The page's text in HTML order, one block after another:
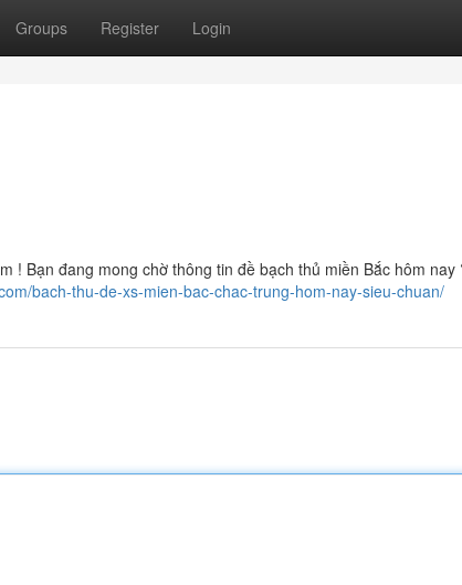
Groups Register Login
! Bạn đang mong chờ thông tin đề bạch thủ miền Bắc hôm
bach-thu-de-xs-mien-bac-chac-trung-hom-nay-sieu-chuan/